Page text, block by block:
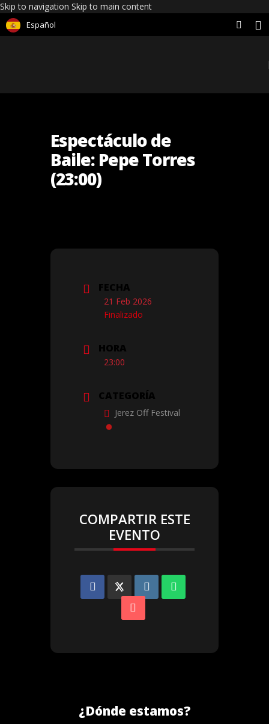
Skip to navigation Skip to main content
Español
Espectáculo de
Baile: Pepe Torres
(23:00)
FECHA
21 Feb 2026
Finalizado
HORA
23:00
CATEGORÍA
Jerez Off Festival
COMPARTIR ESTE
EVENTO
¿Dónde estamos?